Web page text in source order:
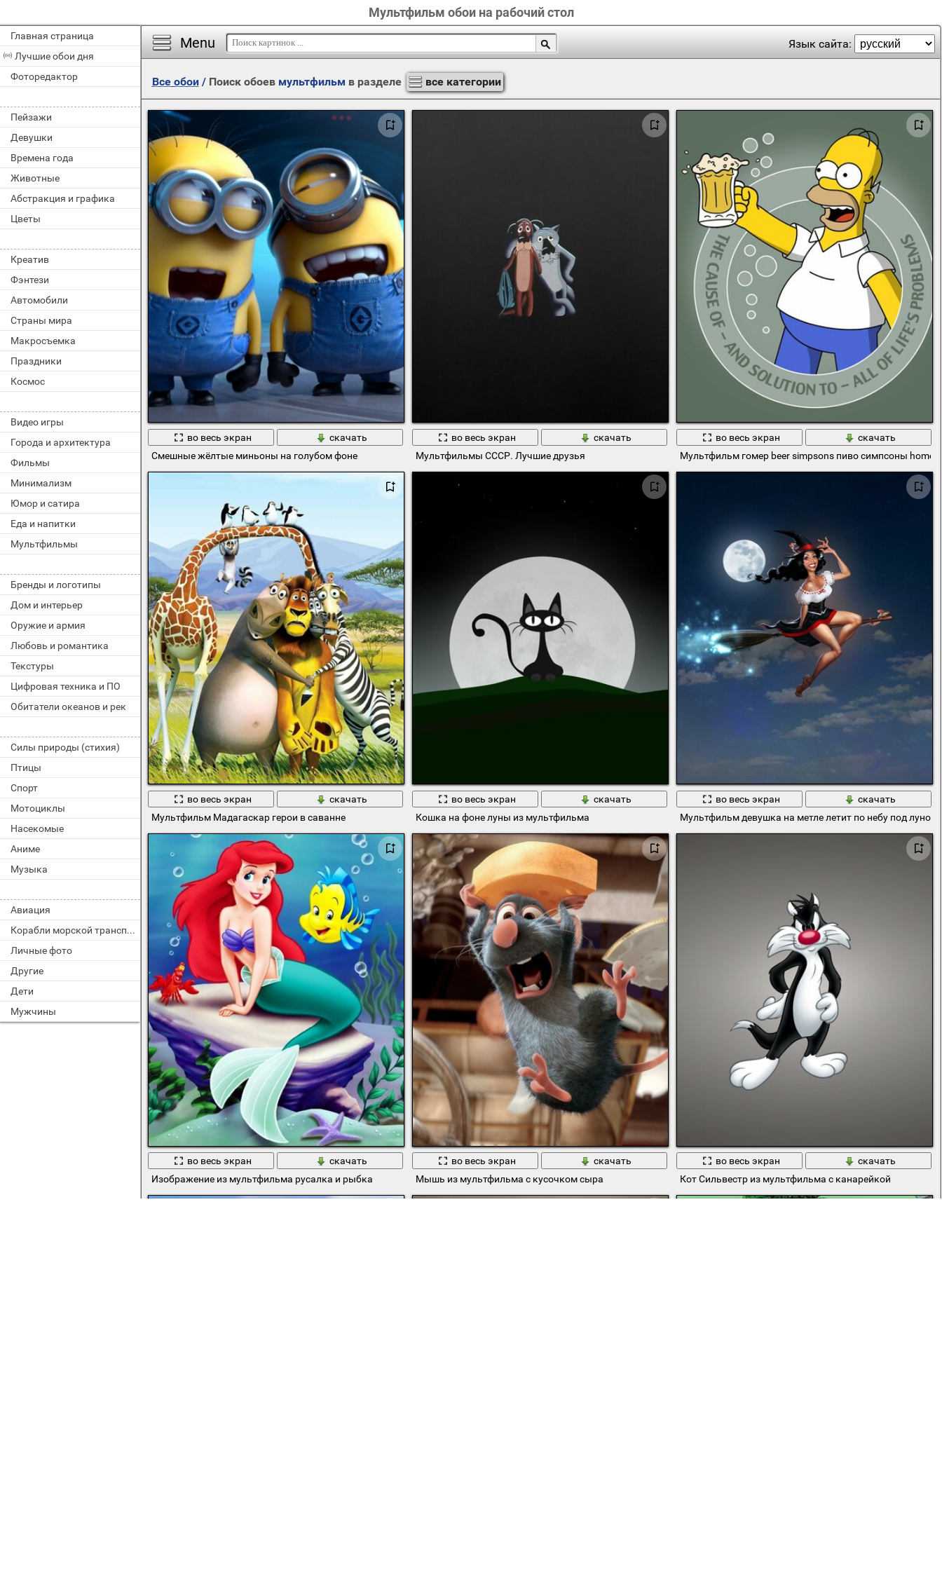
Мультфильм обои на рабочий стол
Главная страница
Лучшие обои дня
Фоторедактор
Пейзажи
Девушки
Времена года
Животные
Абстракция и графика
Цветы
Креатив
Фэнтези
Автомобили
Страны мира
Макросъемка
Праздники
Космос
Видео игры
Города и архитектура
Фильмы
Минимализм
Юмор и сатира
Еда и напитки
Мультфильмы
Бренды и логотипы
Дом и интерьер
Оружие и армия
Любовь и романтика
Текстуры
Цифровая техника и ПО
Обитатели океанов и рек
Силы природы (стихия)
Птицы
Спорт
Мотоциклы
Насекомые
Аниме
Музыка
Авиация
Корабли морской транспорт
Личные фото
Другие
Дети
Мужчины
Menu Язык сайта:
Все обои/ Поиск обоев мультфильм в разделе все категории
во весь экран
скачать
Смешные жёлтые миньоны на голубом фоне
во весь экран
скачать
Мультфильмы СССР. Лучшие друзья
во весь экран
скачать
Мультфильм гомер beer simpsons пиво симпсоны homer
во весь экран
скачать
Мультфильм Мадагаскар герои в саванне
во весь экран
скачать
Кошка на фоне луны из мультфильма
во весь экран
скачать
Мультфильм девушка на метле летит по небу под луной
во весь экран
скачать
Изображение из мультфильма русалка и рыбка
во весь экран
скачать
Мышь из мультфильма с кусочком сыра
во весь экран
скачать
Кот Сильвестр из мультфильма с канарейкой